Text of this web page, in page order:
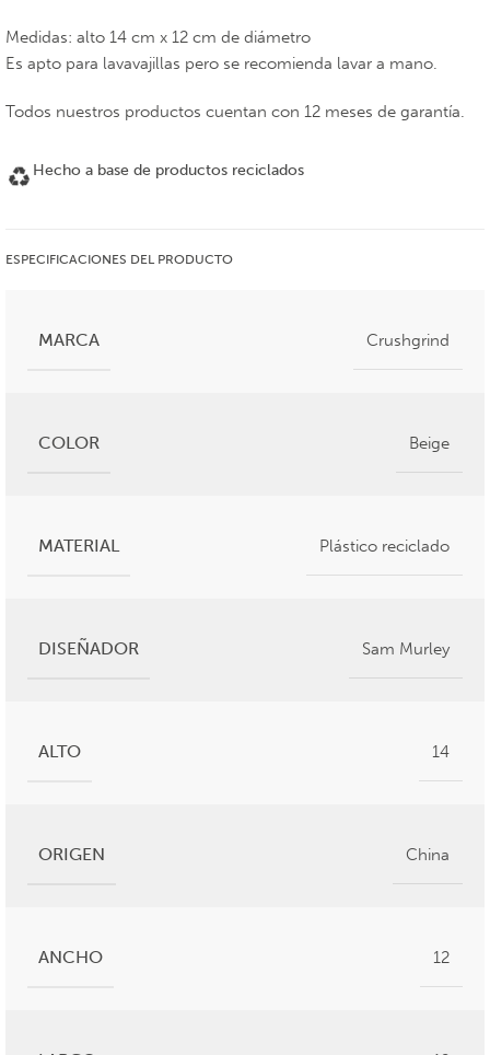
Medidas: alto 14 cm x 12 cm de diámetro
Es apto para lavavajillas pero se recomienda lavar a mano.
Todos nuestros productos cuentan con 12 meses de garantía.
Hecho a base de productos reciclados
ESPECIFICACIONES DEL PRODUCTO
MARCA Crushgrind
COLOR Beige
MATERIAL Plástico reciclado
DISEÑADOR Sam Murley
ALTO 14
ORIGEN China
ANCHO 12